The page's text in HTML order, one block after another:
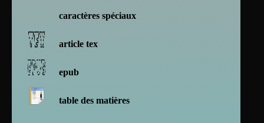
caractères spéciaux
article tex
epub
table des matières